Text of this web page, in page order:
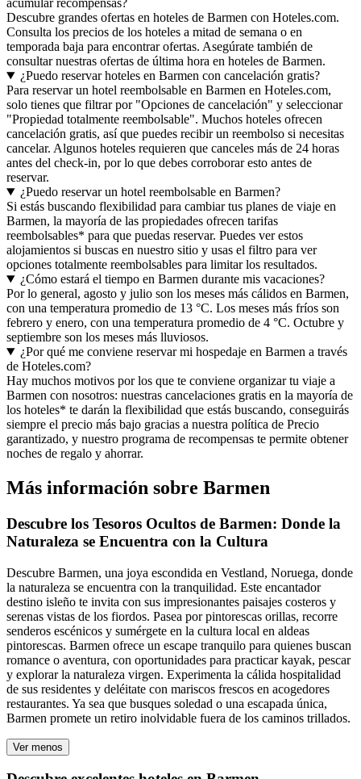
acumular recompensas?
Descubre grandes ofertas en hoteles de Barmen con Hoteles.com.
Consulta los precios de los hoteles a mitad de semana o en
temporada baja para encontrar ofertas. Asegúrate también de
consultar nuestras ofertas de última hora en hoteles de Barmen.
¿Puedo reservar hoteles en Barmen con cancelación gratis?
Para reservar un hotel reembolsable en Barmen en Hoteles.com,
solo tienes que filtrar por "Opciones de cancelación" y seleccionar
"Propiedad totalmente reembolsable". Muchos hoteles ofrecen
cancelación gratis, así que puedes recibir un reembolso si necesitas
cancelar. Algunos hoteles requieren que canceles más de 24 horas
antes del check-in, por lo que debes corroborar esto antes de
reservar.
¿Puedo reservar un hotel reembolsable en Barmen?
Si estás buscando flexibilidad para cambiar tus planes de viaje en
Barmen, la mayoría de las propiedades ofrecen tarifas
reembolsables* para que puedas reservar. Puedes ver estos
alojamientos si buscas en nuestro sitio y usas el filtro para ver
opciones totalmente reembolsables para limitar los resultados.
¿Cómo estará el tiempo en Barmen durante mis vacaciones?
Por lo general, agosto y julio son los meses más cálidos en Barmen,
con una temperatura promedio de 13 °C. Los meses más fríos son
febrero y enero, con una temperatura promedio de 4 °C. Octubre y
septiembre son los meses más lluviosos.
¿Por qué me conviene reservar mi hospedaje en Barmen a través
de Hoteles.com?
Hay muchos motivos por los que te conviene organizar tu viaje a
Barmen con nosotros: nuestras cancelaciones gratis en la mayoría de
los hoteles* te darán la flexibilidad que estás buscando, conseguirás
siempre el precio más bajo gracias a nuestra política de Precio
garantizado, y nuestro programa de recompensas te permite obtener
noches de regalo y ahorrar.
Más información sobre Barmen
Descubre los Tesoros Ocultos de Barmen: Donde la
Naturaleza se Encuentra con la Cultura
Descubre Barmen, una joya escondida en Vestland, Noruega, donde
la naturaleza se encuentra con la tranquilidad. Este encantador
destino isleño te invita con sus impresionantes paisajes costeros y
serenas vistas de los fiordos. Pasea por pintorescas orillas, recorre
senderos escénicos y sumérgete en la cultura local en aldeas
pintorescas. Barmen ofrece un escape tranquilo para quienes buscan
romance o aventura, con oportunidades para practicar kayak, pescar
y explorar la naturaleza virgen. Experimenta la cálida hospitalidad
de sus residentes y deléitate con mariscos frescos en acogedores
restaurantes. Ya sea que busques soledad o una escapada única,
Barmen promete un retiro inolvidable fuera de los caminos trillados.
Ver menos